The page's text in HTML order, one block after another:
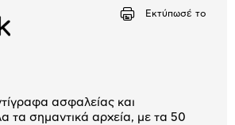
Εκτύπωσέ το
ασφαλείας και
τα σημαντικά αρχεία, με τα 50